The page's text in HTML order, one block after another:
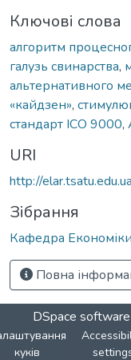
Ключові слова
алгоритм
галузь свинарства,
альтернативного
«кайдзен»,
стандарт ІСО 9000,
URI
http://
Зібрання
Кафедра Економіки
Повна
DSpace software
куків